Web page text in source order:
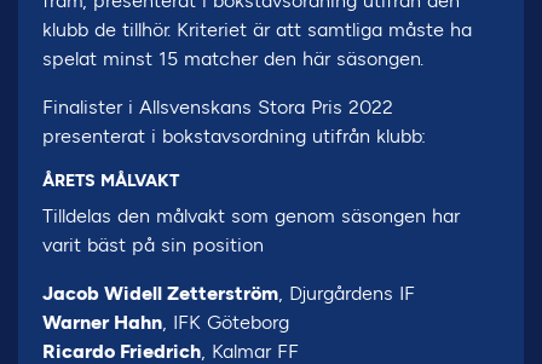
klubb de tillhör. Kriteriet är att samtliga måste ha
spelat minst 15 matcher den här säsongen.
Finalister i Allsvenskans Stora Pris 2022
presenterat i bokstavsordning utifrån klubb:
ÅRETS MÅLVAKT
Tilldelas den målvakt som genom säsongen har
varit bäst på sin position
Jacob Widell Zetterström, Djurgårdens IF
Warner Hahn, IFK Göteborg
Ricardo Friedrich, Kalmar FF